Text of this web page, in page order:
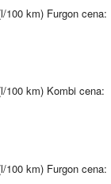
100 km) Furgon cena:
100 km) Kombi cena:
100 km) Furgon cena: